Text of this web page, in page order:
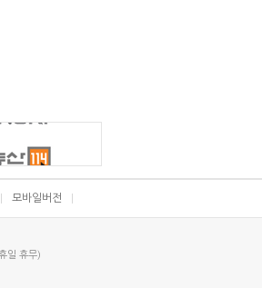
모바일버전
일 휴무)